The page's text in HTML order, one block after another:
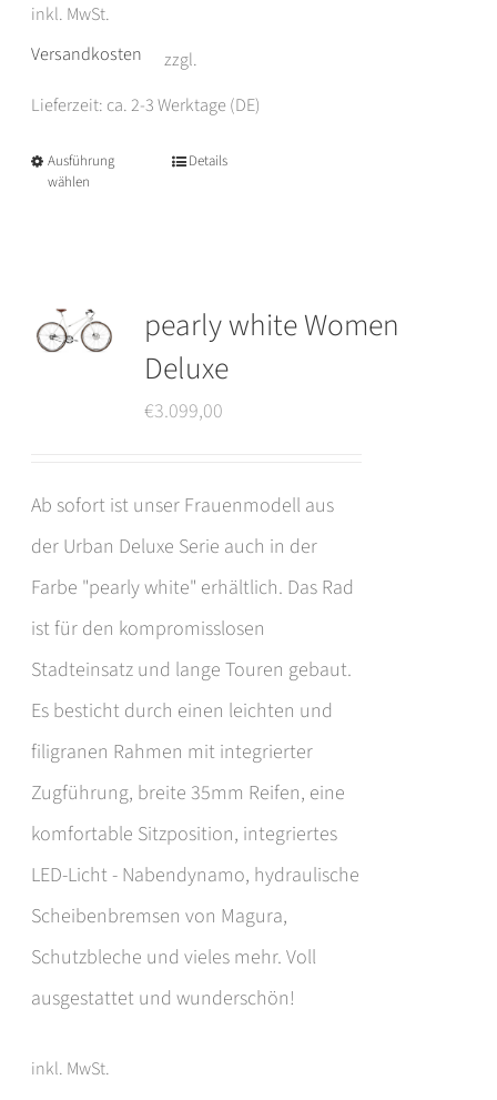
inkl. MwSt.
zzgl.
Versandkosten
Lieferzeit: ca. 2-3 Werktage (DE)
Ausführung
wählen
Dieses
Varianten
auf.
Die
können
auf
der
Produktseite
gewählt
werden
Details
pearly white Women
Deluxe
€3.099,00
Ab sofort ist unser Frauenmodell aus
der Urban Deluxe Serie auch in der
Farbe "pearly white" erhältlich. Das Rad
ist für den kompromisslosen
Stadteinsatz und lange Touren gebaut.
Es besticht durch einen leichten und
filigranen Rahmen mit integrierter
Zugführung, breite 35mm Reifen, eine
komfortable Sitzposition, integriertes
LED-Licht - Nabendynamo, hydraulische
Scheibenbremsen von Magura,
Schutzbleche und vieles mehr. Voll
ausgestattet und wunderschön!
inkl. MwSt.